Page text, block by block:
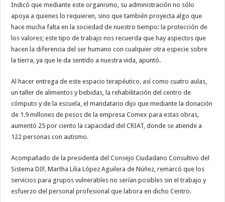
Indicó que mediante este organismo, su administración no sólo
apoya a quienes lo requieren, sino que también proyecta algo que
hace mucha falta en la sociedad de nuestro tiempo: la protección de
los valores; este tipo de trabajo nos recuerda que hay aspectos que
hacen la diferencia del ser humano con cualquier otra especie sobre
la tierra, ya que le da sentido a nuestra vida, apuntó.
Al hacer entrega de este espacio terapéutico, así como cuatro aulas,
un taller de alimentos y bebidas, la rehabilitación del centro de
cómputo y de la escuela, el mandatario dijo que mediante la donación
de 1.9 millones de pesos de la empresa Comex para estas obras,
aumentó 25 por ciento la capacidad del CRIAT, donde se atiende a
122 personas con autismo.
Acompañado de la presidenta del Consejo Ciudadano Consultivo del
Sistema DIF, Martha Lilia López Aguilera de Núñez, remarcó que los
servicios para grupos vulnerables no serían posibles sin el trabajo y
esfuerzo del personal profesional que labora en dicho Centro.